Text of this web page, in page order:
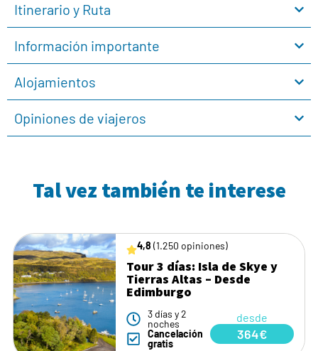
Itinerario y Ruta
Información importante
Alojamientos
Opiniones de viajeros
Tal vez también te interese
4,8 (1.250 opiniones)
Tour 3 días: Isla de Skye y
Tierras Altas – Desde
Edimburgo
3 días y 2
noches
Cancelación
gratis
desde
364€